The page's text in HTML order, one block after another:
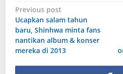
Post
navigation
Previous post
Ucapkan salam tahun
baru, Shinhwa minta fans
nantikan album & konser
mereka di 2013